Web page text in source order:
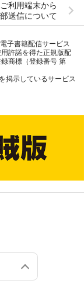
利用端末から
送信について
子書籍配信サービス
許諾を得た正規版配
商標（登録番号 第
掲示しているサービス